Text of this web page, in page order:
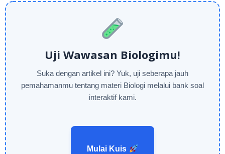
Uji Wawasan Biologimu!
Suka dengan artikel ini? Yuk, uji seberapa jauh
pemahamanmu tentang materi Biologi melalui bank soal
interaktif kami.
Mulai Kuis